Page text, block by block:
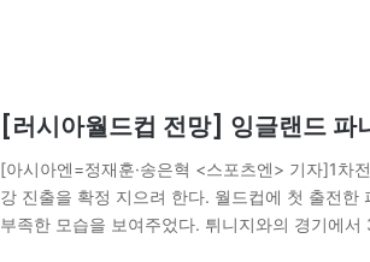
[러시아월드컵 전망] 잉글랜드 파
[아시아엔=정재훈·송은혁 <스포츠엔> 기자]1차
강 진출을 확정 지으려 한다. 월드컵에 첫 출전
부족한 모습을 보여주었다. 튀니지와의 경기에